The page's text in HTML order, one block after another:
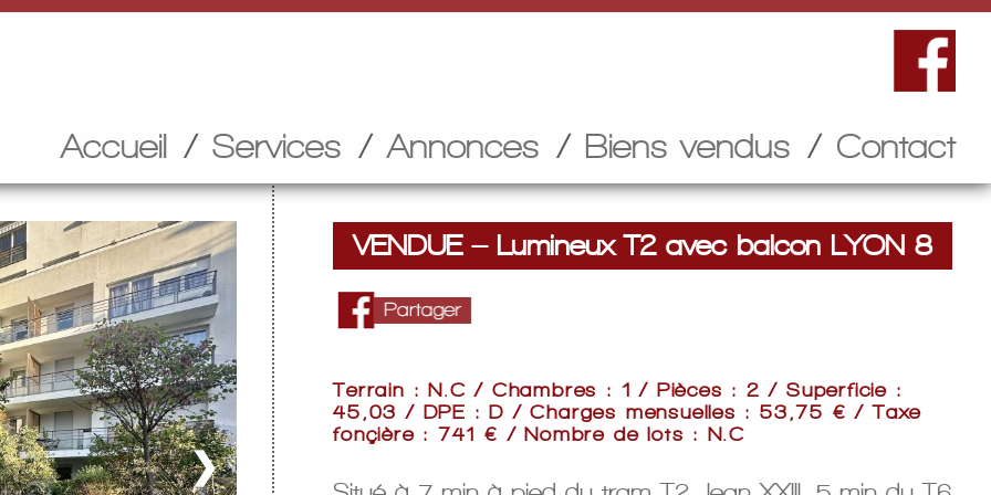
Accueil Services Annonces Biens vendus Contact
❯
VENDUE – Lumineux T2 avec balcon LYON 8
Terrain : N.C / Chambres : 1 / Pièces : 2 / Superficie :
45,03 / DPE : D / Charges mensuelles : 53,75 € / Taxe
fonçière : 741 € / Nombre de lots : N.C